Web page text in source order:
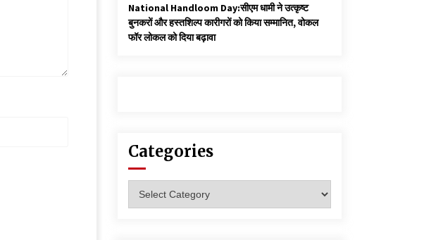
National Handloom Day:सीएम धामी ने उत्कृष्ट
बुनकरों और हस्तशिल्प कारीगरों को किया सम्मानित, वोकल
फॉर लोकल को दिया बढ़ावा
Categories